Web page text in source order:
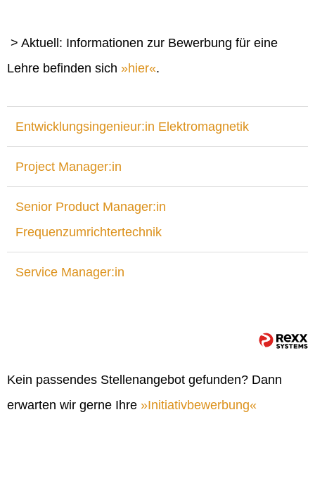
> Aktuell: Informationen zur Bewerbung für eine
Lehre befinden sich
hier .
Entwicklungsingenieur:in Elektromagnetik
Project Manager:in
Senior Product Manager:in
Frequenzumrichtertechnik
Service Manager:in
Kein passendes Stellenangebot gefunden? Dann
erwarten wir gerne Ihre
Initiativbewerbung